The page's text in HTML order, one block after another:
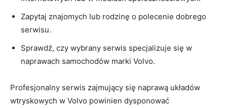
Zapytaj znajomych lub rodzinę o ⁤polecenie dobrego
serwisu.
Sprawdź, czy wybrany serwis specjalizuje się ⁣w
naprawach samochodów marki Volvo.
Profesjonalny serwis zajmujący się⁣ naprawą układów
wtryskowych​ w Volvo powinien dysponować